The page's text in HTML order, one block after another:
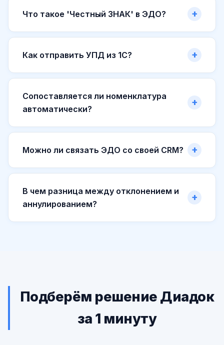
Что такое 'Честный ЗНАК' в ЭДО?
Как отправить УПД из 1С?
Сопоставляется ли номенклатура
автоматически?
Можно ли связать ЭДО со своей CRM?
В чем разница между отклонением и
аннулированием?
Подберём решение Диадок
за 1 минуту